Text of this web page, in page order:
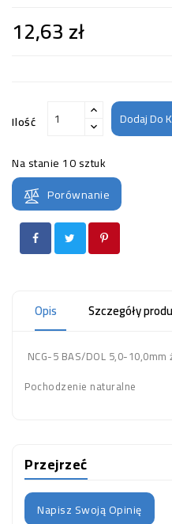
12,63 zł
Ilość Dodaj Do
Na stanie 10 sztuk
Porównanie
Opis Szczegóły
NCG-5 BAS/DOL 5,0-
Pochodzenie naturalne
Przejrzeć
Napisz Swoją Opinię